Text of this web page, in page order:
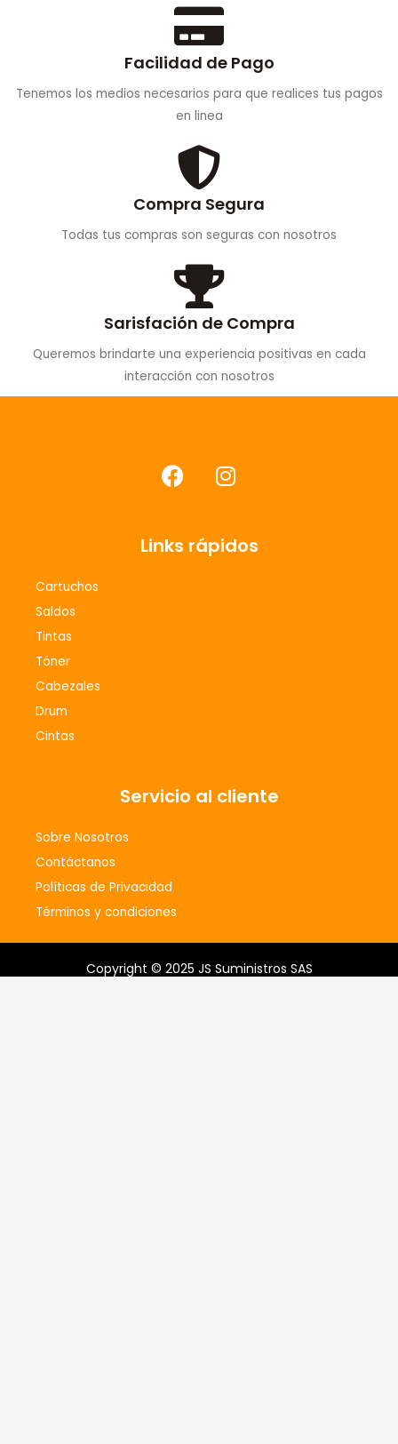
Facilidad de Pago
Tenemos los medios necesarios para que realices tus pagos
en linea
Compra Segura
Todas tus compras son seguras con nosotros
Sarisfación de Compra
Queremos brindarte una experiencia positivas en cada
interacción con nosotros
F
a
b
I
n
a
Links rápidos
Cartuchos
Saldos
Tintas
Tóner
Cabezales
Drum
Cintas
Servicio al cliente
Sobre Nosotros
Contáctanos
Políticas de Privacidad
Términos y condiciones
Copyright © 2025 JS Suministros SAS